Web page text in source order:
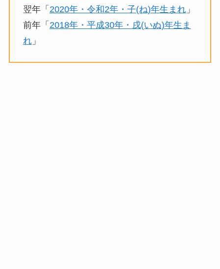
翌年「 2020年・令和2年・子(ね)年生まれ」
前年「 2018年・平成30年・戌(いぬ)年生ま
れ」